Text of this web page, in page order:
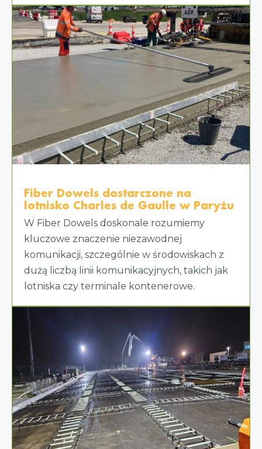
Fiber Dowels dostarczone na
lotnisko Charles de Gaulle w Paryżu
W Fiber Dowels doskonale rozumiemy
kluczowe znaczenie niezawodnej
komunikacji, szczególnie w środowiskach z
dużą liczbą linii komunikacyjnych, takich jak
lotniska czy terminale kontenerowe.